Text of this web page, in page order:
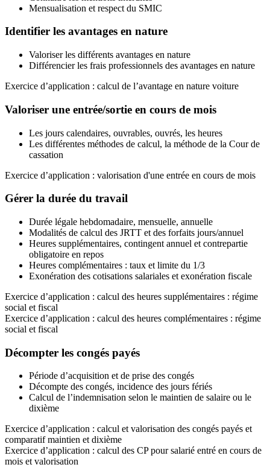
Mensualisation et respect du SMIC
Identifier les avantages en nature
Valoriser les différents avantages en nature
Différencier les frais professionnels des avantages en nature
Exercice d’application : calcul de l’avantage en nature voiture
Valoriser une entrée/sortie en cours de mois
Les jours calendaires, ouvrables, ouvrés, les heures
Les différentes méthodes de calcul, la méthode de la Cour de
cassation
Exercice d’application : valorisation d'une entrée en cours de mois
Gérer la durée du travail
Durée légale hebdomadaire, mensuelle, annuelle
Modalités de calcul des JRTT et des forfaits jours/annuel
Heures supplémentaires, contingent annuel et contrepartie
obligatoire en repos
Heures complémentaires : taux et limite du 1/3
Exonération des cotisations salariales et exonération fiscale
Exercice d’application : calcul des heures supplémentaires : régime
social et fiscal
Exercice d’application : calcul des heures complémentaires : régime
social et fiscal
Décompter les congés payés
Période d’acquisition et de prise des congés
Décompte des congés, incidence des jours fériés
Calcul de l’indemnisation selon le maintien de salaire ou le
dixième
Exercice d’application : calcul et valorisation des congés payés et
comparatif maintien et dixième
Exercice d’application : calcul des CP pour salarié entré en cours de
mois et valorisation